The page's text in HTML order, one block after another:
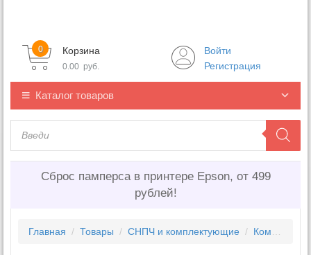
Корзина
0
0.00 руб.
Войти
Регистрация
Каталог товаров
Сброс памперса в принтере Epson, от 499
рублей!
Главная / Товары / СНПЧ и комплектующие / Комплектующие для снпч